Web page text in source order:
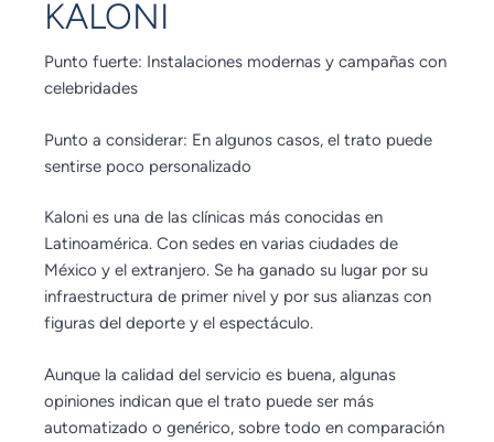
KALONI
Punto fuerte: Instalaciones modernas y campañas con
celebridades
Punto a considerar: En algunos casos, el trato puede
sentirse poco personalizado
Kaloni es una de las clínicas más conocidas en
Latinoamérica. Con sedes en varias ciudades de
México y el extranjero. Se ha ganado su lugar por su
infraestructura de primer nivel y por sus alianzas con
figuras del deporte y el espectáculo.
Aunque la calidad del servicio es buena, algunas
opiniones indican que el trato puede ser más
automatizado o genérico, sobre todo en comparación